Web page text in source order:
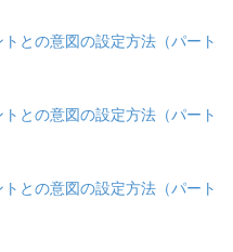
との意図の設定方法（パート
との意図の設定方法（パート
との意図の設定方法（パート